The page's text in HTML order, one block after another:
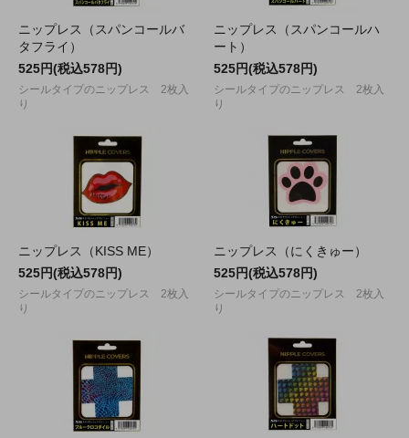
ニップレス（スパンコールバ
タフライ）
525円(税込578円)
シールタイプのニップレス 2枚入
り
ニップレス（スパンコールハ
ート）
525円(税込578円)
シールタイプのニップレス 2枚入
り
ニップレス（KISS ME）
525円(税込578円)
シールタイプのニップレス 2枚入
り
ニップレス（にくきゅー）
525円(税込578円)
シールタイプのニップレス 2枚入
り